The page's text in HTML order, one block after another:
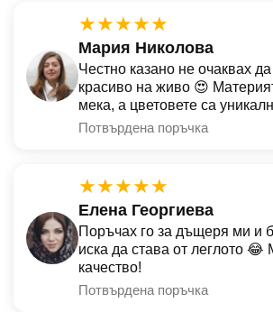
★★★★★
Мария Николова
Честно казано не очаквах
красиво на живо 😍
мека, а цветовете са
Потвърдена поръчка
★★★★★
Елена Георгиева
Поръчах го за дъщеря ми и
иска да става от леглото 😂
качество!
Потвърдена поръчка